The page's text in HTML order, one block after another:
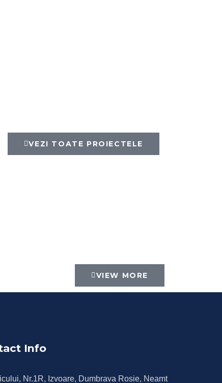
VEZI TOATE PROIECTELE
VIEW MORE
Info
Nr.1R, Izvoare, Dumbrava Rosie, Neamt